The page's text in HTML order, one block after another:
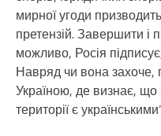
мирної угоди
претензій. Завершити і
можливо, Росія
Навряд чи вона захоче,
Україною, де визнає, що
території є